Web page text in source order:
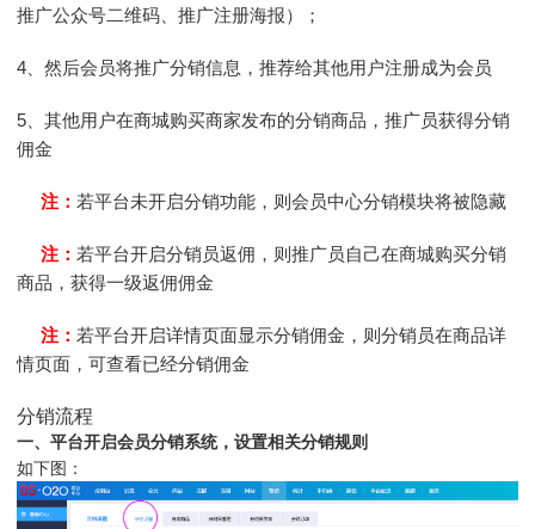
推广公众号二维码、推广注册海报）；
4、然后会员将推广分销信息，推荐给其他用户注册成为会员
5、其他用户在商城购买商家发布的分销商品，推广员获得分销
佣金
注： 若平台未开启分销功能，则会员中心分销模块将被隐藏
注： 若平台开启分销员返佣，则推广员自己在商城购买分销
商品，获得一级返佣佣金
注： 若平台开启详情页面显示分销佣金，则分销员在商品详
情页面，可查看已经分销佣金
分销流程
一、平台开启会员分销系统，设置相关分销规则
如下图：